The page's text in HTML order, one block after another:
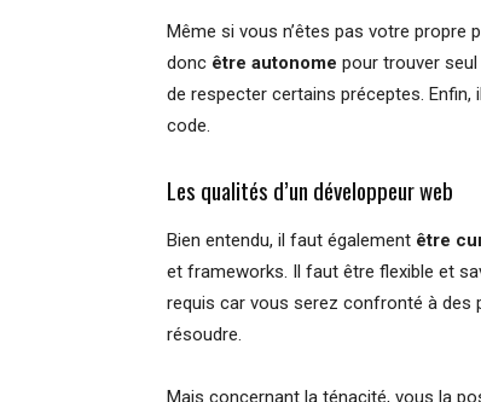
Même si vous n’êtes pas votre propre
donc être autonome pour trouver
de respecter certains préceptes.
code.
Les qualités d’un développeur web
Bien entendu, il faut également être
et frameworks. Il faut être flexible et
requis car vous serez confronté à des
résoudre.
Mais concernant la ténacité, vous la